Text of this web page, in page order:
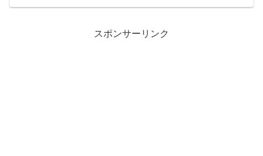
スポンサーリンク